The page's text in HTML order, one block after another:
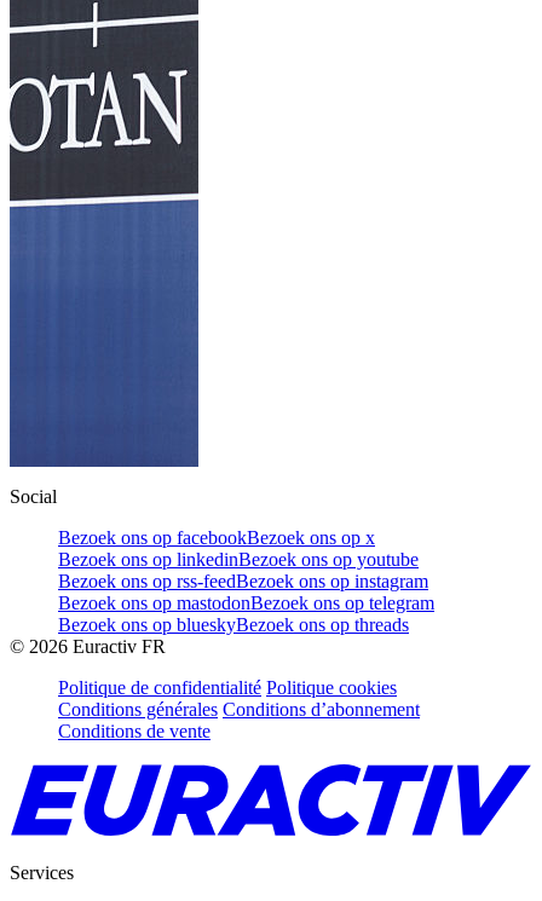
Social
Bezoek ons op facebookBezoek ons op x
Bezoek ons op linkedinBezoek ons op youtube
Bezoek ons op rss-feedBezoek ons op instagram
Bezoek ons op mastodonBezoek ons op telegram
Bezoek ons op blueskyBezoek ons op threads
© 2026 Euractiv FR
Politique de confidentialité Politique cookies
Conditions générales Conditions d’abonnement
Conditions de vente
Services